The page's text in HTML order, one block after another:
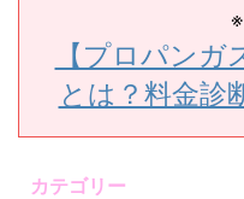
【プロパン
とは？料金診
カテゴリー